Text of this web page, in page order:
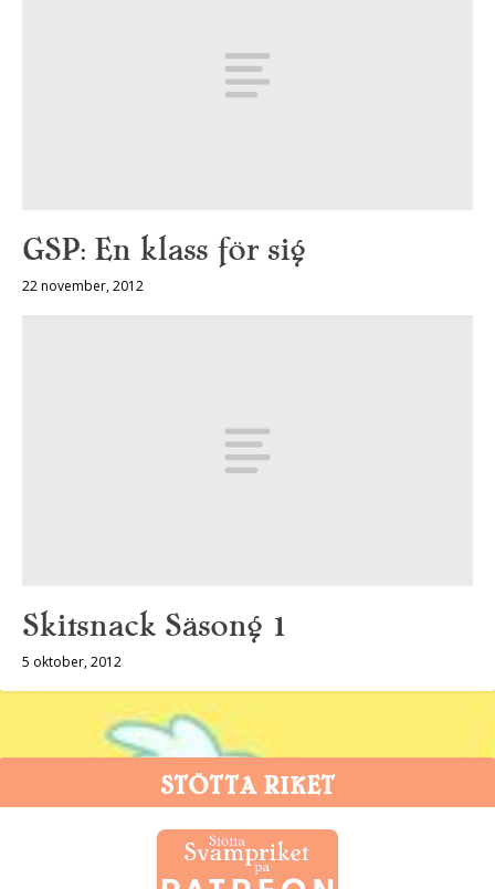
GSP: En klass för sig
22 november, 2012
Skitsnack Säsong 1
5 oktober, 2012
STÖTTA RIKET